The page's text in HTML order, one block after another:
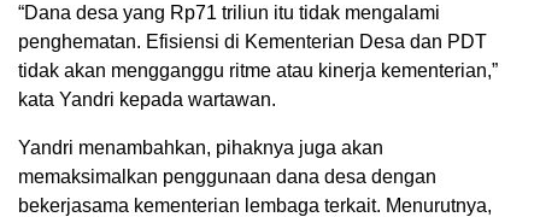
“Dana desa yang Rp71 triliun itu tidak mengalami
penghematan. Efisiensi di Kementerian Desa dan PDT
tidak akan mengganggu ritme atau kinerja kementerian,”
kata Yandri kepada wartawan.
Yandri menambahkan, pihaknya juga akan
memaksimalkan penggunaan dana desa dengan
bekerjasama kementerian lembaga terkait. Menurutnya,